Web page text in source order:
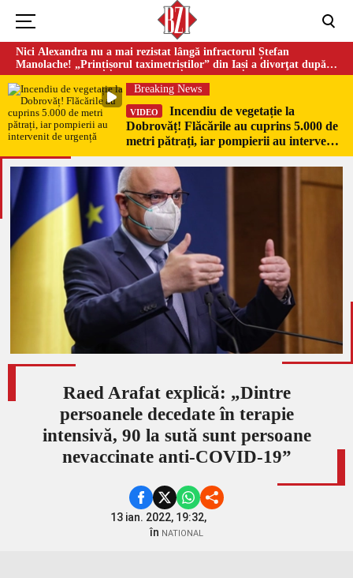
Nici Alexandra nu a mai rezistat lângă infractorul Ștefan
Manolache! „Prințișorul taximetriștilor” din Iași a divorţat după
doi ani de căsnicie
Breaking News
VIDEO
Incendiu de vegetație la
Dobrovăț! Flăcările au cuprins 5.000 de
metri pătrați, iar pompierii au intervenit
de urgență
Raed Arafat explică: „Dintre
persoanele decedate în terapie
intensivă, 90 la sută sunt persoane
nevaccinate anti-COVID-19”
13 ian. 2022, 19:32,
în NATIONAL